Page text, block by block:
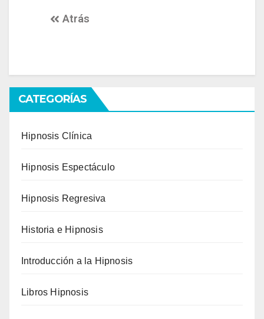
Atrás
CATEGORÍAS
Hipnosis Clínica
Hipnosis Espectáculo
Hipnosis Regresiva
Historia e Hipnosis
Introducción a la Hipnosis
Libros Hipnosis